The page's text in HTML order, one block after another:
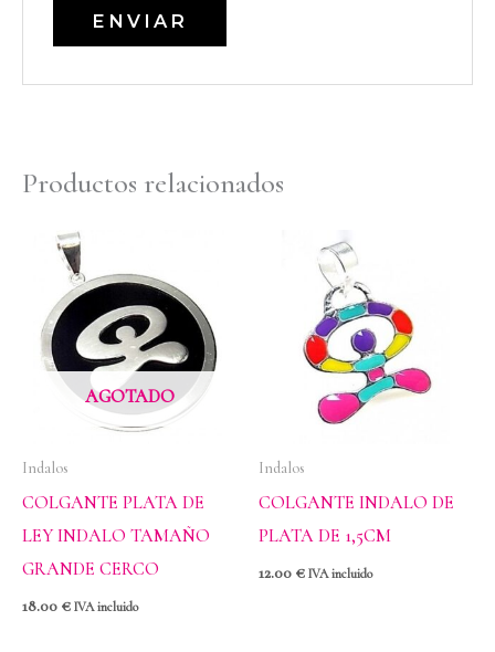
Productos relacionados
AGOTADO
Indalos
COLGANTE PLATA DE
LEY INDALO TAMAÑO
GRANDE CERCO
18.00 € IVA incluido
Indalos
COLGANTE INDALO DE
PLATA DE 1,5CM
12.00 € IVA incluido